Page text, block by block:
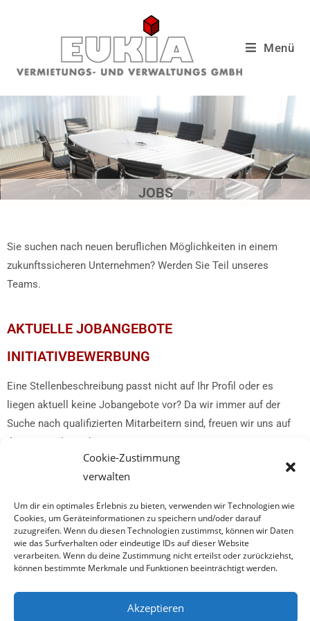
Cookie-Zustimmung
verwalten
Um dir ein optimales Erlebnis zu bieten, verwenden wir Technologien wie
Cookies, um Geräteinformationen zu speichern und/oder darauf
zuzugreifen. Wenn du diesen Technologien zustimmst, können wir Daten
wie das Surfverhalten oder eindeutige IDs auf dieser Website
verarbeiten. Wenn du deine Zustimmung nicht erteilst oder zurückziehst,
können bestimmte Merkmale und Funktionen beeinträchtigt werden.
Akzeptieren
Menü
JOBS
Sie suchen nach neuen beruflichen Möglichkeiten in einem
zukunftssicheren Unternehmen? Werden Sie Teil unseres
Teams.
AKTUELLE JOBANGEBOTE
INITIATIVBEWERBUNG
Eine Stellenbeschreibung passt nicht auf Ihr Profil oder es
liegen aktuell keine Jobangebote vor? Da wir immer auf der
Suche nach qualifizierten Mitarbeitern sind, freuen wir uns auf
Ihre Initiativbewerbung.
Schicken Sie uns Ihre vollständigen Bewerbungsunterlagen an
© 2026 EUKIA Vermietungs- und Verwaltungs GmbH